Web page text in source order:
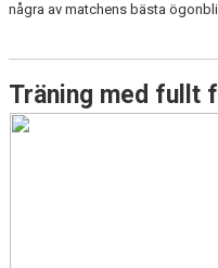
några av matchens bästa
Träning med fullt